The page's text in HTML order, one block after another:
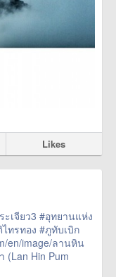
Likes
เจียว3 #อุทยานแห่ง
ทรทอง #ภูทับเบิก
en/image/ลานหิน
201038> more
Hin Pum